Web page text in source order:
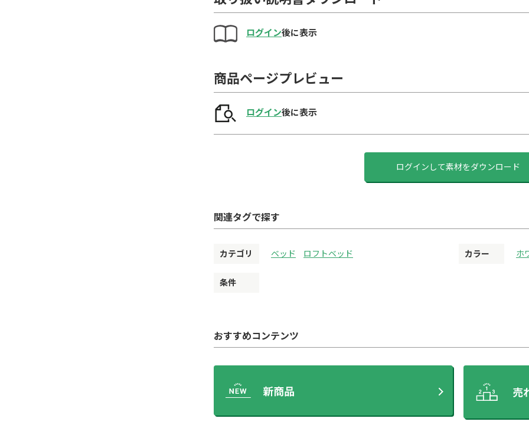
ログイン後に表示
商品ページプレビュー
ログイン後に表示
ログインして素材をダウンロード
関連タグで探す
カテゴリ ベッド ロフトベッド カラー ホ
条件
おすすめコンテンツ